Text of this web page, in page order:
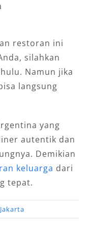
restoran ini
silahkan
Namun jika
langsung
yang
autentik dan
Demikian
keluarga dari
tepat.
Jakarta